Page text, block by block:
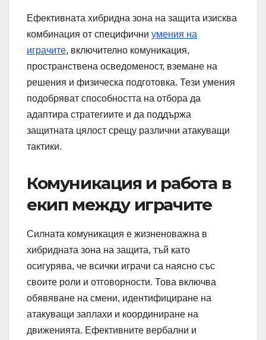
Ефективната хибридна зона на защита изисква
комбинация от специфични умения на
играчите, включително комуникация,
пространствена осведоменост, вземане на
решения и физическа подготовка. Тези умения
подобряват способността на отбора да
адаптира стратегиите и да поддържа
защитната цялост срещу различни атакуващи
тактики.
Комуникация и работа в
екип между играчите
Силната комуникация е жизненоважна в
хибридната зона на защита, тъй като
осигурява, че всички играчи са наясно със
своите роли и отговорности. Това включва
обявяване на смени, идентифициране на
атакуващи заплахи и координиране на
движенията. Ефективните вербални и